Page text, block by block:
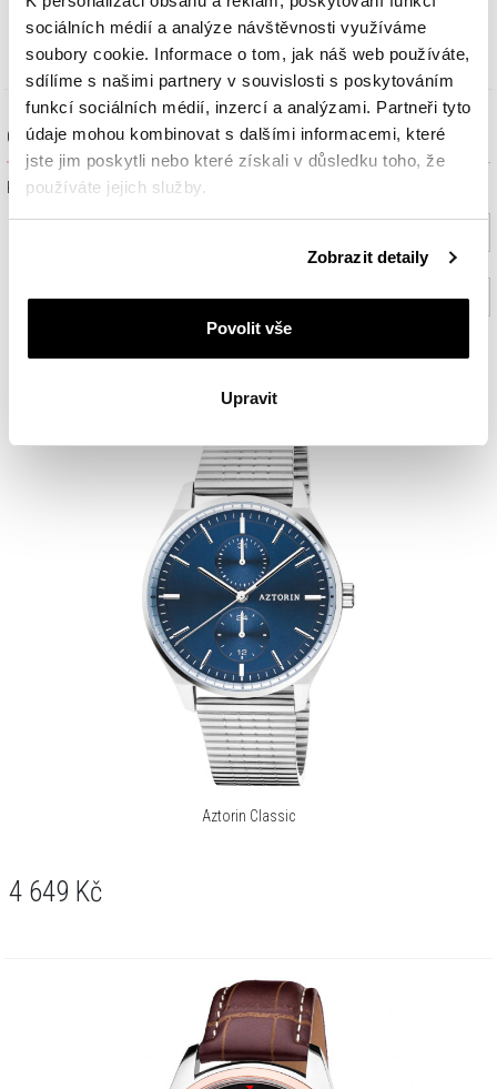
sociálních médií a analýze návštěvnosti využíváme
soubory cookie. Informace o tom, jak náš web používáte,
sdílíme s našimi partnery v souvislosti s poskytováním
funkcí sociálních médií, inzercí a analýzami. Partneři tyto
údaje mohou kombinovat s dalšími informacemi, které
jste jim poskytli nebo které získali v důsledku toho, že
používáte jejich služby.
Zásadách ochrany osobních údajů
Zobrazit detaily
Povolit vše
Upravit
6 239 Kč
Ověřit dostupnost a rezervovat na prodejně
Prosím, vyberte ze seznamu město nebo konkrétní prodejnu
Ověřit
Aztorin Classic
4 649 Kč